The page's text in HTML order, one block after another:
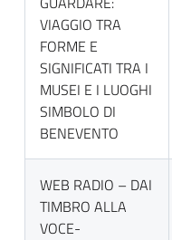
VIAGGIO TRA
FORME E
SIGNIFICATI TRA I
MUSEI E I LUOGHI
SIMBOLO DI
BENEVENTO
WEB RADIO – DAI
TIMBRO ALLA
VOCE-